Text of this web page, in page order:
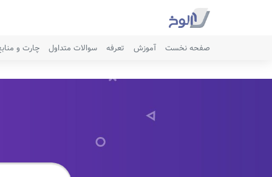
صفحه نخست آموزش تعرفه سوالات متداول چارت و